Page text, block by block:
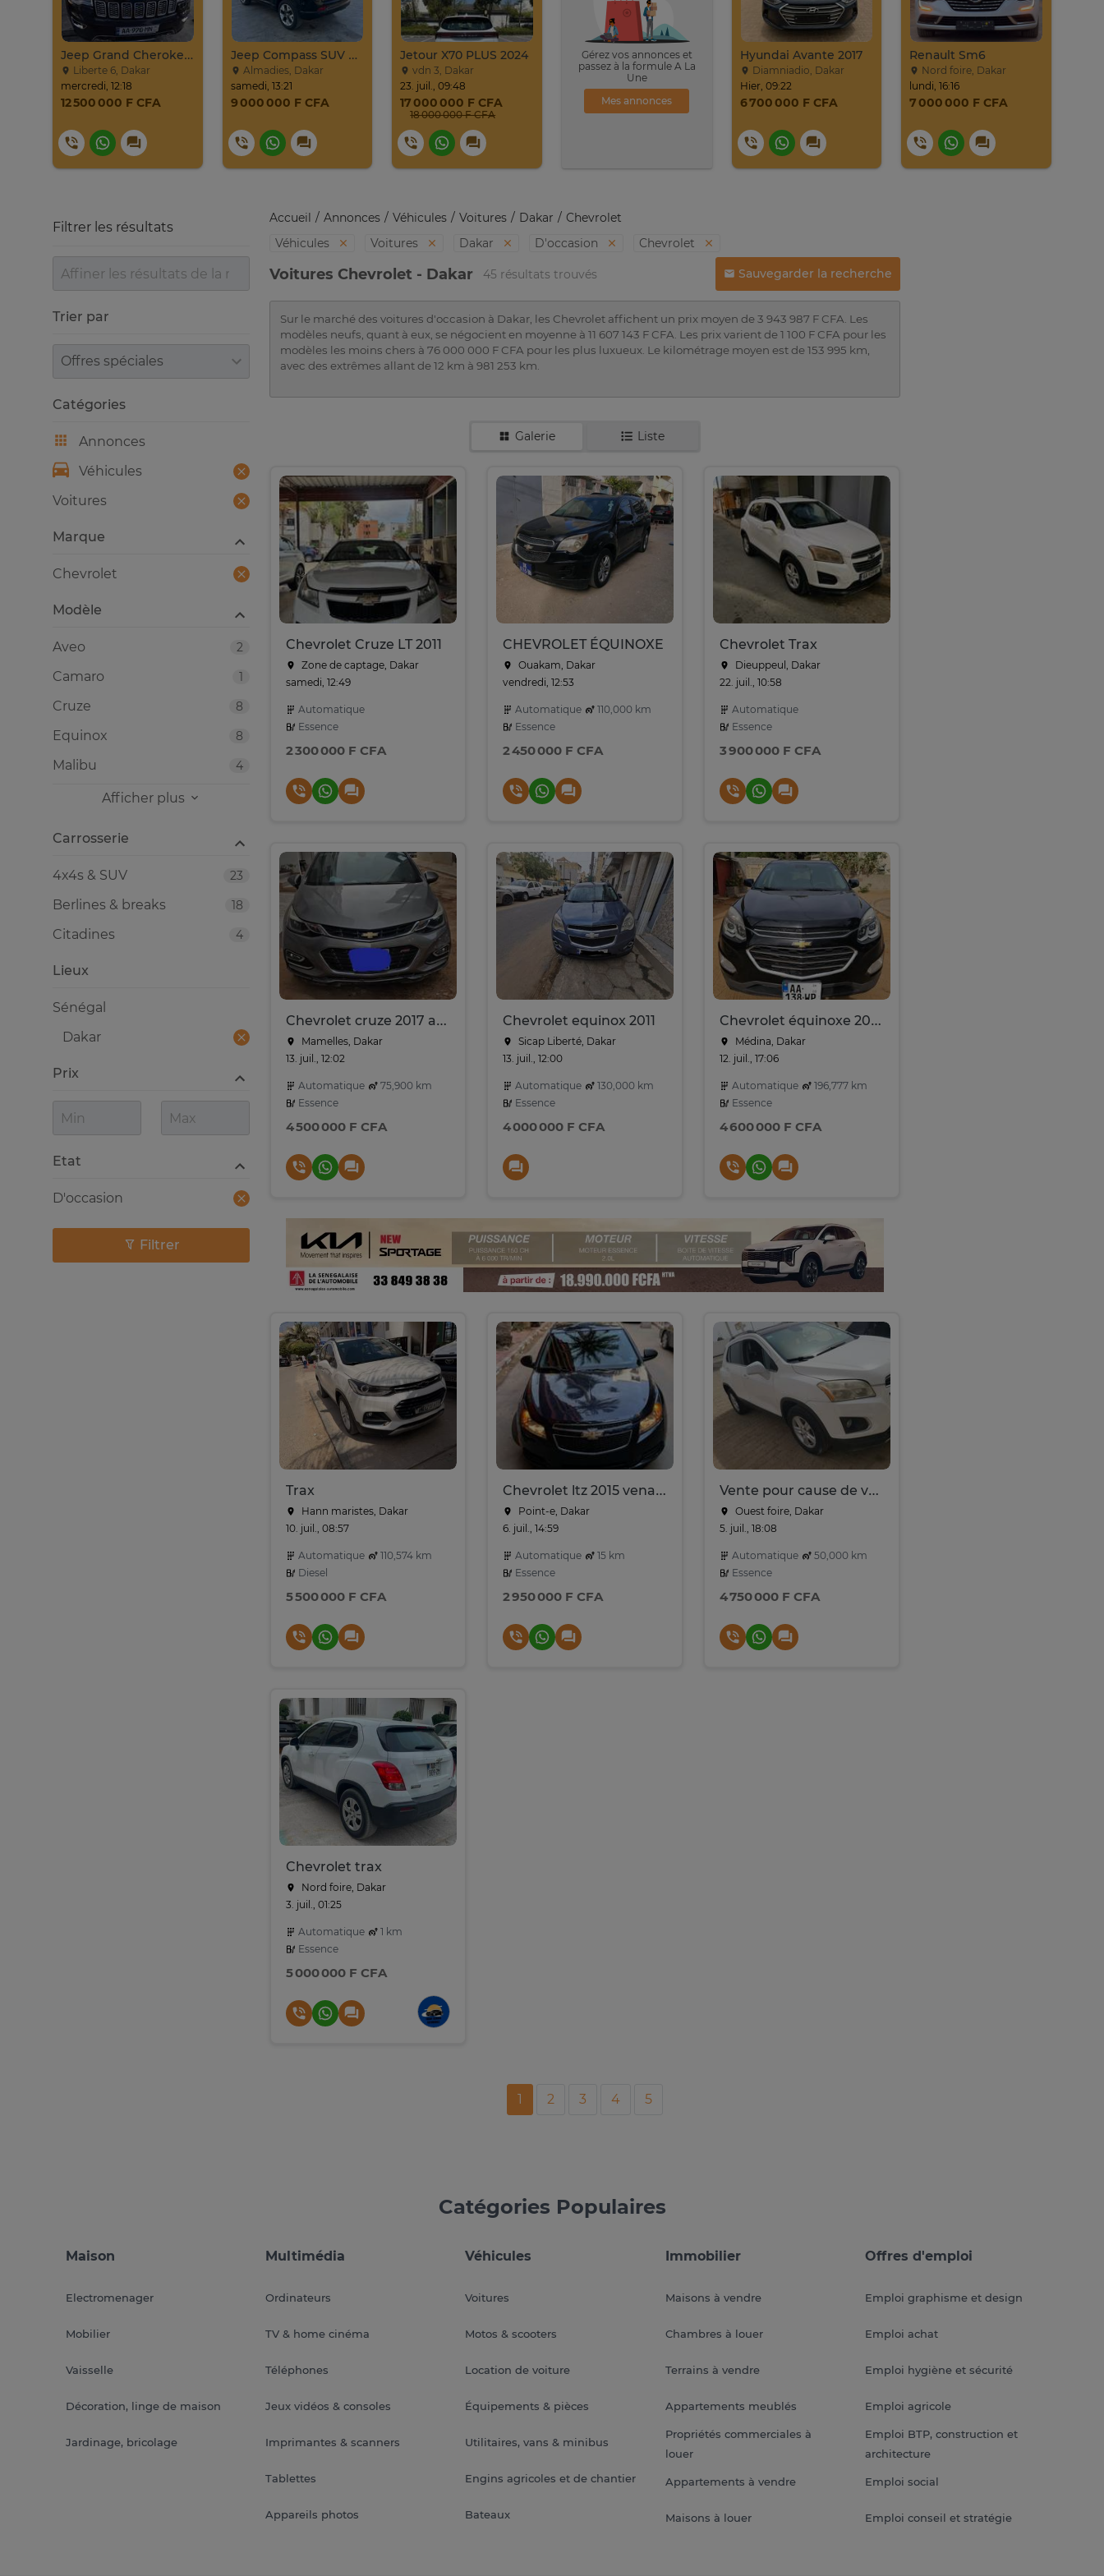
Jeep Grand Cherokee Overland 2019 À Vendre
Liberte 6, Dakar
mercredi, 12:18
12 500 000 F CFA
Jeep Compass SUV Noir Essence Automatique
Almadies, Dakar
samedi, 13:21
9 000 000 F CFA
Jetour X70 PLUS 2024
vdn 3, Dakar
23. juil., 09:48
17 000 000 F CFA
18 000 000 F CFA
Gérez vos annonces et
passez à la formule A La
Une
Mes annonces
Hyundai Avante 2017
Diamniadio, Dakar
Hier, 09:22
6 700 000 F CFA
Renault Sm6
Nord foire, Dakar
lundi, 16:16
7 000 000 F CFA
Accueil Annonces Véhicules Voitures Dakar
Chevrolet
Véhicules
Voitures Dakar D'occasion Chevrolet
Voitures Chevrolet - Dakar 45 résultats trouvés Sauvegarder la recherche
Sur le marché des voitures d'occasion à Dakar, les Chevrolet affichent un prix moyen de 3 943 987 F CFA. Les
modèles neufs, quant à eux, se négocient en moyenne à 11 607 143 F CFA. Les prix varient de 1 100 F CFA pour les
modèles les moins chers à 76 000 000 F CFA pour les plus luxueux. Le kilométrage moyen est de 153 995 km,
avec des extrêmes allant de 12 km à 981 253 km.
Galerie Liste
Chevrolet Cruze LT 2011
Zone de captage, Dakar
samedi, 12:49
Automatique
Essence
2 300 000 F CFA
CHEVROLET ÉQUINOXE
Ouakam, Dakar
vendredi, 12:53
Automatique
110,000 km
Essence
2 450 000 F CFA
Chevrolet Trax
Dieuppeul, Dakar
22. juil., 10:58
Automatique
Essence
3 900 000 F CFA
Chevrolet cruze 2017 a vendre
Mamelles, Dakar
13. juil., 12:02
Automatique
75,900 km
Essence
4 500 000 F CFA
Chevrolet equinox 2011
Sicap Liberté, Dakar
13. juil., 12:00
Automatique
130,000 km
Essence
4 000 000 F CFA
Chevrolet équinoxe 2016
Médina, Dakar
12. juil., 17:06
Automatique
196,777 km
Essence
4 600 000 F CFA
Trax
Hann maristes, Dakar
10. juil., 08:57
Automatique
110,574 km
Diesel
5 500 000 F CFA
Chevrolet ltz 2015 venant
Point-e, Dakar
6. juil., 14:59
Automatique
15 km
Essence
2 950 000 F CFA
Vente pour cause de voyage
Ouest foire, Dakar
5. juil., 18:08
Automatique
50,000 km
Essence
4 750 000 F CFA
Chevrolet trax
Nord foire, Dakar
3. juil., 01:25
Automatique
1 km
Essence
5 000 000 F CFA
1 2 3 4 5
Filtrer les résultats
Trier par
Trier par
Catégories
Annonces
Véhicules
Voitures
Lieux
Sénégal
Dakar
Prix
Etat
D'occasion
Marque
Chevrolet
Modèle
2
Aveo
1
Camaro
8
Cruze
8
Equinox
4
Malibu
Afficher plus
Carrosserie
23
4x4s & SUV
18
Berlines & breaks
4
Citadines
Filtrer
Catégories Populaires
Maison
Electromenager
Mobilier
Vaisselle
Décoration, linge de maison
Jardinage, bricolage
Multimédia
Ordinateurs
TV & home cinéma
Téléphones
Jeux vidéos & consoles
Imprimantes & scanners
Tablettes
Appareils photos
Véhicules
Voitures
Motos & scooters
Location de voiture
Équipements & pièces
Utilitaires, vans & minibus
Engins agricoles et de chantier
Bateaux
Immobilier
Maisons à vendre
Chambres à louer
Terrains à vendre
Appartements meublés
Propriétés commerciales à
louer
Appartements à vendre
Maisons à louer
Offres d'emploi
Emploi graphisme et design
Emploi achat
Emploi hygiène et sécurité
Emploi agricole
Emploi BTP, construction et
architecture
Emploi social
Emploi conseil et stratégie